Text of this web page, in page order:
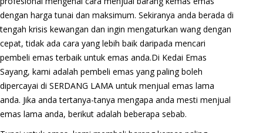
dengan harga tunai dan maksimum. Sekiranya anda berada di
tengah krisis kewangan dan ingin mengaturkan wang dengan
cepat, tidak ada cara yang lebih baik daripada mencari
pembeli emas terbaik untuk emas anda.Di Kedai Emas
Sayang, kami adalah pembeli emas yang paling boleh
dipercayai di SERDANG LAMA untuk menjual emas lama
anda. Jika anda tertanya-tanya mengapa anda mesti menjual
emas lama anda, berikut adalah beberapa sebab.